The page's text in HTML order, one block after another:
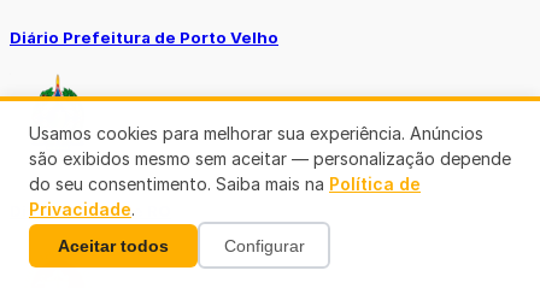
Diário Prefeitura de Porto Velho
Diário Oficial de RO
Usamos cookies para melhorar sua experiência. Anúncios
são exibidos mesmo sem aceitar — personalização depende
do seu consentimento. Saiba mais na Política de
Privacidade.
Aceitar todos Configurar